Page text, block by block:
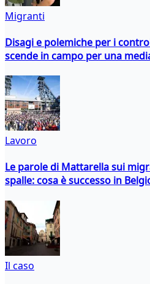
Migranti
Disagi e polemiche per i
scende in campo per una
Lavoro
Le parole di Mattarella sui
spalle: cosa è successo in
Il caso